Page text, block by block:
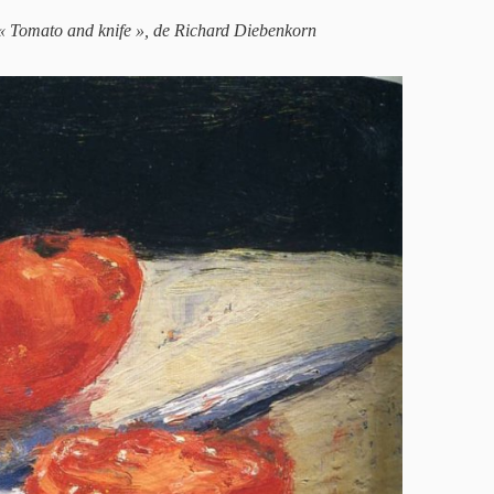
Tomato and knife », de Richard Diebenkorn